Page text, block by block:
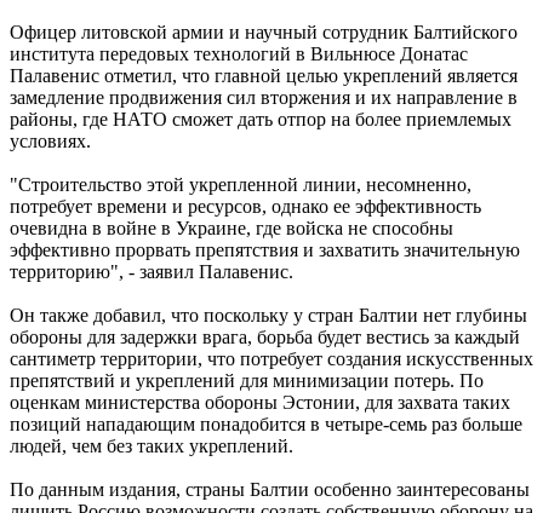
Офицер литовской армии и научный сотрудник Балтийского
института передовых технологий в Вильнюсе Донатас
Палавенис отметил, что главной целью укреплений является
замедление продвижения сил вторжения и их направление в
районы, где НАТО сможет дать отпор на более приемлемых
условиях.
"Строительство этой укрепленной линии, несомненно,
потребует времени и ресурсов, однако ее эффективность
очевидна в войне в Украине, где войска не способны
эффективно прорвать препятствия и захватить значительную
территорию", - заявил Палавенис.
Он также добавил, что поскольку у стран Балтии нет глубины
обороны для задержки врага, борьба будет вестись за каждый
сантиметр территории, что потребует создания искусственных
препятствий и укреплений для минимизации потерь. По
оценкам министерства обороны Эстонии, для захвата таких
позиций нападающим понадобится в четыре-семь раз больше
людей, чем без таких укреплений.
По данным издания, страны Балтии особенно заинтересованы